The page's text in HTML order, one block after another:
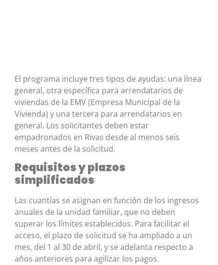
El programa incluye tres tipos de ayudas: una línea
general, otra específica para arrendatarios de
viviendas de la EMV (Empresa Municipal de la
Vivienda) y una tercera para arrendatarios en
general. Los solicitantes deben estar
empadronados en Rivas desde al menos seis
meses antes de la solicitud.
Requisitos y plazos
simplificados
Las cuantías se asignan en función de los ingresos
anuales de la unidad familiar, que no deben
superar los límites establecidos. Para facilitar el
acceso, el plazo de solicitud se ha ampliado a un
mes, del 1 al 30 de abril, y se adelanta respecto a
años anteriores para agilizar los pagos.